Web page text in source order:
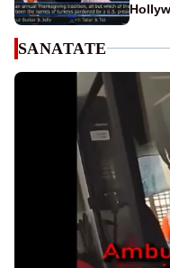
SANATATE